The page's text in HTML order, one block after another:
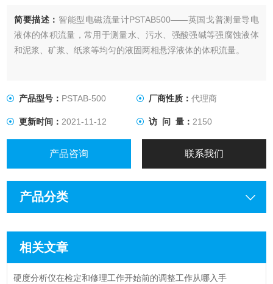
简要描述： 智能型电磁流量计PSTAB500——英国戈普测量导电
液体的体积流量，常用于测量水、污水、强酸强碱等强腐蚀液体
和泥浆、矿浆、纸浆等均匀的液固两相悬浮液体的体积流量。
产品型号： PSTAB-500 厂商性质： 代理商
更新时间：2021-11-12 访 问 量： 2150
产品咨询 联系我们
产品分类
相关文章
硬度分析仪在检定和修理工作开始前的调整工作从哪入手